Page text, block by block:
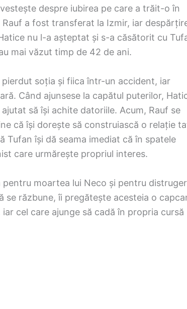
despre iubirea pe care a trăit-o în
a fost transferat la Izmir, iar
nu l-a așteptat și s-a căsătorit cu
mai văzut timp de 42 de ani.
soția și fiica într-un accident, iar
Când ajunsese la capătul puterilor,
să își achite datoriile. Acum, Rauf se
că își dorește să construiască o relație
Tufan își dă seama imediat că în spatele
care urmărește propriul interes.
moartea lui Neco și pentru
se răzbune, îi pregătește acesteia o
cel care ajunge să cadă în propria cursă